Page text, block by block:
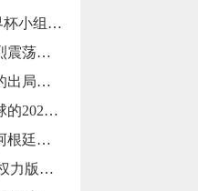
球全记录
榜单出炉
槛推演
明之战**
史诗》
与裂变”